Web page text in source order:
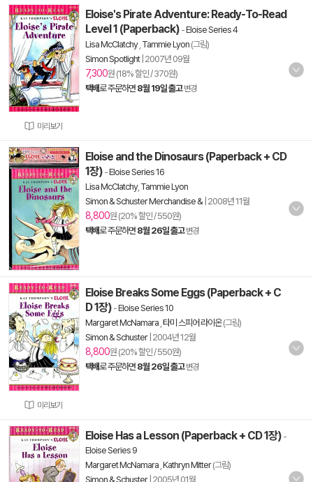
미리보기
Eloise's Pirate Adventure: Ready-To-Read
Level 1 (Paperback) -Eloise Series 4
Lisa McClatchy, Tammie Lyon (그림)
Simon Spotlight| 2007년 09월
7,300원 (18% 할인 / 370원)
택배로 주문하면 8월 19일 출고 변경
Eloise and the Dinosaurs (Paperback + CD
1장) -Eloise Series 16
Lisa McClatchy, Tammie Lyon
Simon & Schuster Merchandise &| 2008년 11월
8,800원 (20% 할인 / 550원)
택배로 주문하면 8월 26일 출고 변경
미리보기
Eloise Breaks Some Eggs (Paperback + C
D 1장) -Eloise Series 10
Margaret McNamara 타미 스피어 라이온(그림)
Simon & Schuster| 2004년 12월
8,800원 (20% 할인 / 550원)
택배로 주문하면 8월 26일 출고 변경
Eloise Has a Lesson (Paperback + CD 1장) -
Eloise Series 9
Margaret McNamara Kathryn Mitter(그림)
Simon & Schuster| 2005년 01월